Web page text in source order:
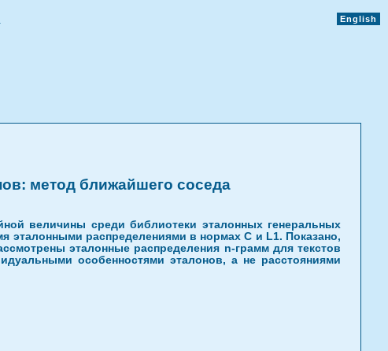
English
метод ближайшего соседа
величины среди библиотеки эталонных генеральных
эталонными распределениями в нормах C и L1. Показано,
эталонные распределения n-грамм для текстов
особенностями эталонов, а не расстояниями